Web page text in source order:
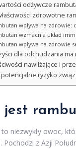
odżywcze
zdrowotne
wpływa na
wzmacnia układ
wpływa na
dla odchudzania
nawilżające i
potencjalne ryzyko
to niezwykły owoc,
Pochodzi z Azji